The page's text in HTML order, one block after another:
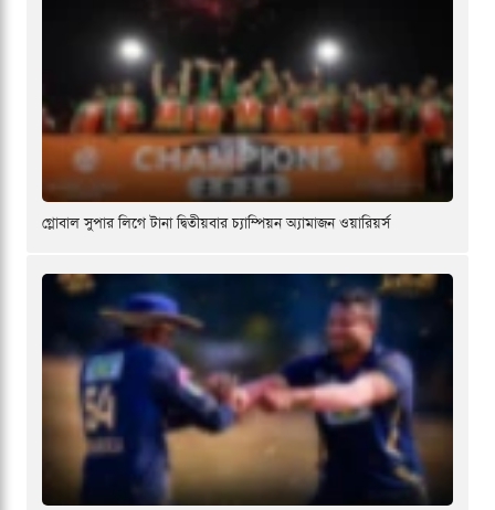
গ্লোবাল সুপার লিগে টানা দ্বিতীয়বার চ্যাম্পিয়ন অ্যামাজন ওয়ারিয়র্স